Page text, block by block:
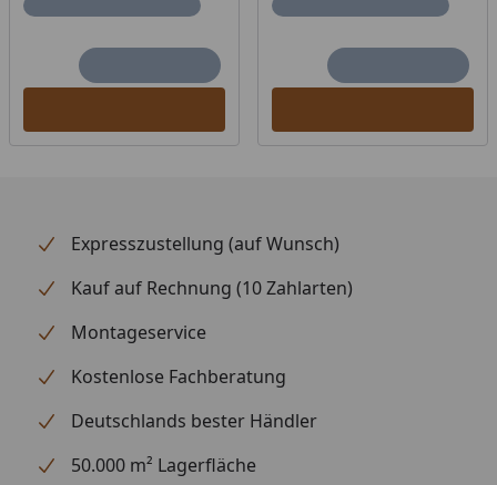
Expresszustellung (auf Wunsch)
Kauf auf Rechnung (10 Zahlarten)
Montageservice
Kostenlose Fachberatung
Deutschlands bester Händler
50.000 m² Lagerfläche